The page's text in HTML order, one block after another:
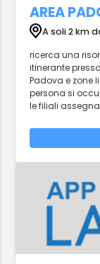
AREA
A soli 2 km
ricerca una
itinerante
Padova e zone
persona si
le filiali